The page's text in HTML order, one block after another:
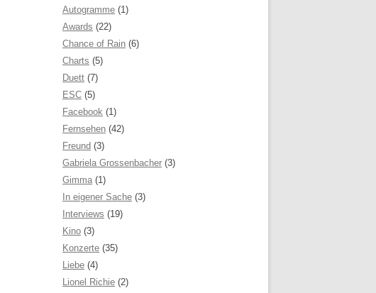
Autogramme (1)
Awards (22)
Chance of Rain (6)
Charts (5)
Duett (7)
ESC (5)
Facebook (1)
Fernsehen (42)
Freund (3)
Gabriela Grossenbacher (3)
Gimma (1)
In eigener Sache (3)
Interviews (19)
Kino (3)
Konzerte (35)
Liebe (4)
Lionel Richie (2)